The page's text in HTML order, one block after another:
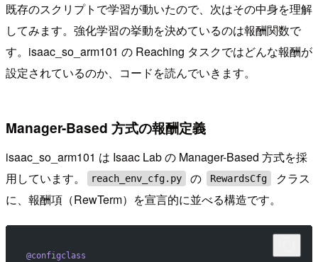
既存のスクリプトで学習が動いたので、次はその中身を理解
してみます。強化学習の挙動を決めているのは報酬関数で
す。isaac_so_arm101 の Reaching タスクではどんな報酬が
設定されているのか、コードを読んでいきます。
Manager-Based 方式の報酬定義
isaac_so_arm101 は Isaac Lab の Manager-Based 方式を採
用しています。
reach_env_cfg.py の RewardsCfg
クラス
に、報酬項（RewTerm）を宣言的に並べる構造です。
@configclass